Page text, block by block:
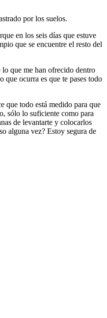
por los suelos.
en los seis días que estuve
que se encuentre el resto del
lo que me han ofrecido dentro
ocurra es que te pases todo
que todo está medido para que
sólo lo suficiente como para
de levantarte y colocarlos
alguna vez? Estoy segura de